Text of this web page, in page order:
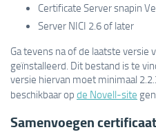
Certificate Server snapin
Server NICI 2.6 of later
Ga tevens na of de laatste versie
geïnstalleerd. Dit bestand is te
versie hiervan moet minimaal
beschikbaar op de Novell-site
Samenvoegen